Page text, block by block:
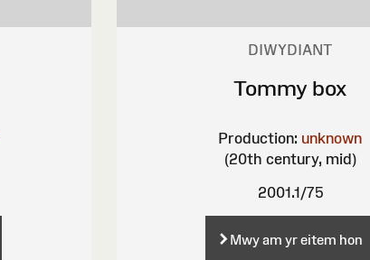
DIWYDIANT
Tommy box
Production: unknown
(20th century, mid)
2001.1/75
Mwy am yr eitem hon